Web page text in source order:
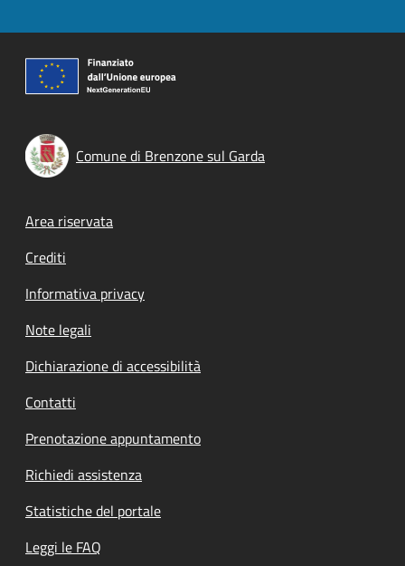
Comune di Brenzone sul Garda
Footer menu
Area riservata
Crediti
Informativa privacy
Note legali
Dichiarazione di accessibilità
Contatti
Prenotazione appuntamento
Richiedi assistenza
Statistiche del portale
Leggi le FAQ